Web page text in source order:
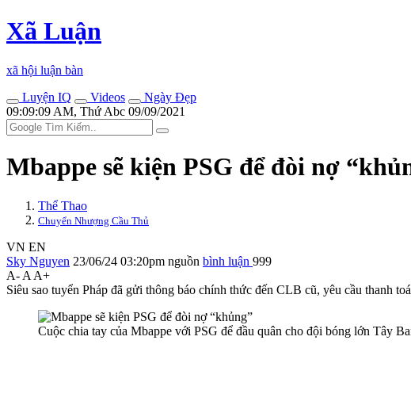
Xã Luận
xã hội luận bàn
Luyện IQ
Videos
Ngày Đẹp
09:09:09 AM, Thứ Abc 09/09/2021
Mbappe sẽ kiện PSG để đòi nợ
Thể Thao
Chuyển Nhượng Cầu Thủ
VN EN
Sky Nguyen 23/06/24 03:20pm nguồn bình luận 999
A- A A+
Siêu sao tuyển Pháp đã gửi thông báo chính thức đến CLB cũ, yêu cầu thanh
Cuộc chia tay của Mbappe với PSG để đầu quân cho đội bóng lớn Tây